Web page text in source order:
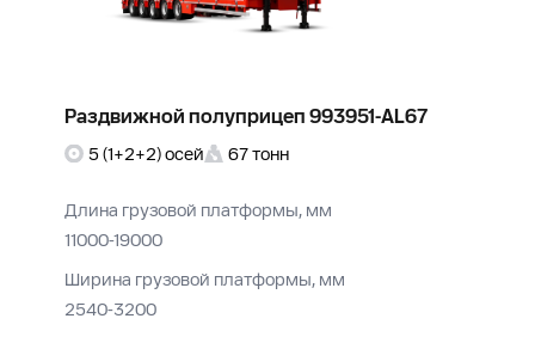
Раздвижной полуприцеп 993951-AL67
5 (1+2+2) осей 67 тонн
Длина грузовой платформы, мм
11000-19000
Ширина грузовой платформы, мм
2540-3200